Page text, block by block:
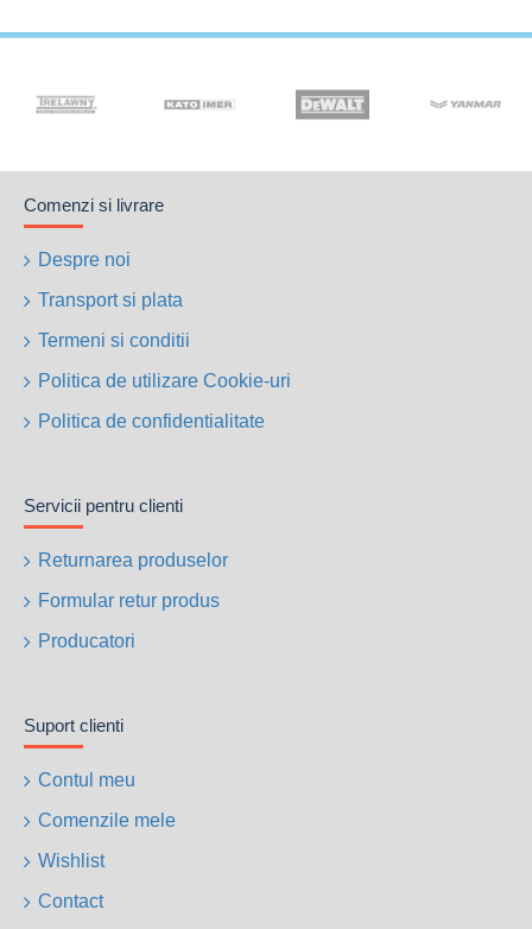
Comenzi si livrare
Despre noi
Transport si plata
Termeni si conditii
Politica de utilizare Cookie-uri
Politica de confidentialitate
Servicii pentru clienti
Returnarea produselor
Formular retur produs
Producatori
Suport clienti
Contul meu
Comenzile mele
Wishlist
Contact